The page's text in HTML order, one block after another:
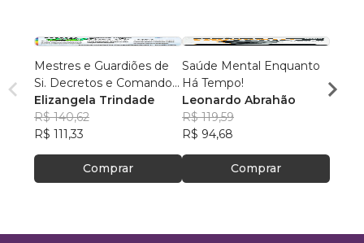
Mestres e Guardiões de
Si. Decretos e Comandos.
Vol.01
Elizangela Trindade
R$ 140,62
R$ 111,33
Comprar
Saúde Mental Enquanto
Há Tempo!
Leonardo Abrahão
R$ 119,59
R$ 94,68
Comprar
Otilia
R$